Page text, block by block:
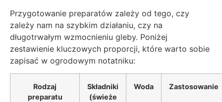
Przygotowanie preparatów zależy od tego, czy
zależy nam na szybkim działaniu, czy na
długotrwałym wzmocnieniu gleby. Poniżej
zestawienie kluczowych proporcji, które warto sobie
zapisać w ogrodowym notatniku:
Rodzaj
preparatu
Składniki
(świeże
Woda Zastosowanie